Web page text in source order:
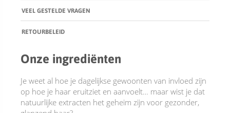
ACCESSOIRES
VEEL GESTELDE VRAGEN
RETOURBELEID
Onze ingrediënten
Je weet al hoe je dagelijkse gewoonten van invloed zijn
op hoe je haar eruitziet en aanvoelt… maar wist je dat
natuurlijke extracten het geheim zijn voor gezonder,